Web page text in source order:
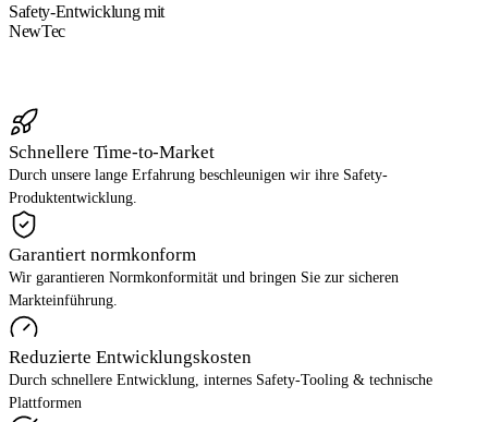
Safety-Entwicklung mit
NewTec
Schnellere Time-to-Market
Durch unsere lange Erfahrung beschleunigen wir ihre Safety-
Produktentwicklung.
Garantiert normkonform
Wir garantieren Normkonformität und bringen Sie zur sicheren
Markteinführung.
Reduzierte Entwicklungskosten
Durch schnellere Entwicklung, internes Safety-Tooling & technische
Plattformen